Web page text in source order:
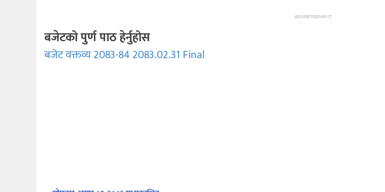
ADVERTISEMENT
बजेटको पुर्ण पाठ हेर्नुहोस
बजेट वक्तव्य 2083-84 2083.02.31 Final